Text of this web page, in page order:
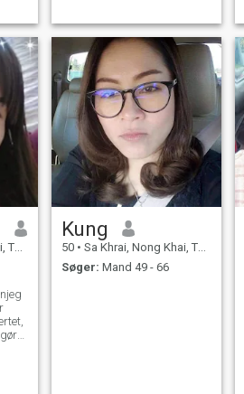
Kung
50 • Sa Khrai, Nong Khai, Thailand
Søger: Mand 49 - 66